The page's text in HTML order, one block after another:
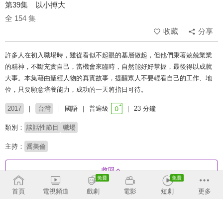
第39集 以小搏大
全 154 集
收藏
分享
許多人在初入職場時，雖從看似不起眼的基層做起，但他們秉著兢兢業業
的精神，不斷充實自己，當機會來臨時，自然能好好掌握，最後得以成就
大事。本集藉由聖經人物的真實故事，提醒眾人不要輕看自己的工作、地
位，只要願意培養能力，成功的一天將指日可待。
2017 台灣 國語 普遍級 23 分鐘
類別： 談話性節目 職場
主持： 喬美倫
收回
首頁 電視頻道 戲劇 電影 短劇 更多